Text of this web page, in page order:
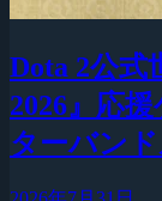
Dota 2公式
2026』応
ターバン